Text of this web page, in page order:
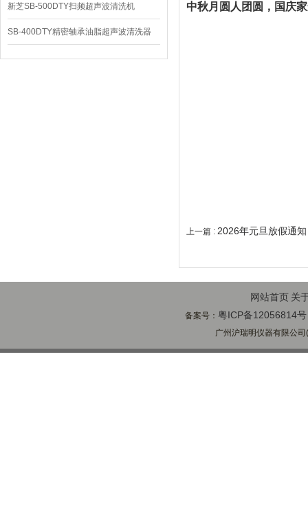
新芝SB-500DTY扫频超声波清洗机
SB-400DTY精密轴承油脂超声波清洗器
中秋月圆人团圆，国庆
上一篇 : 2026年元旦放假通知
网站首页 关
备案号： 粤ICP备12056814号
广州沪瑞明仪器有限公